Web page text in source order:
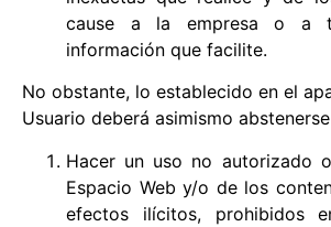
cause a la empresa o a
información que facilite.
No obstante, lo establecido en el
Usuario deberá asimismo
Hacer un uso no autorizado
Espacio Web y/o de los
efectos ilícitos, prohibidos